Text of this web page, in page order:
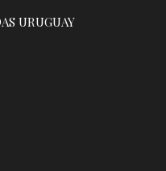
URUGUAY